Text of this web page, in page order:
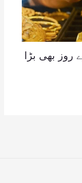
بھی بڑا